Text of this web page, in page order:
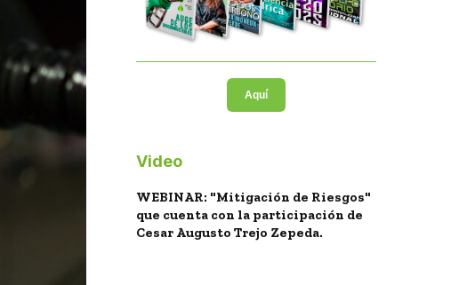
Aquí
Video
WEBINAR: "Mitigación de Riesgos"
que cuenta con la participación de
Cesar Augusto Trejo Zepeda.